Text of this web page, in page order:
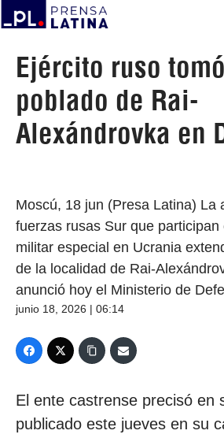
Ejército ruso
poblado de Rai-
Alexándrovka en
Moscú, 18 jun (Presa Latina) La
fuerzas rusas Sur que participan
militar especial en Ucrania
de la localidad de Rai-
anunció hoy el Ministerio de
junio 18, 2026 | 06:14
El ente castrense precisó en
publicado este jueves en su